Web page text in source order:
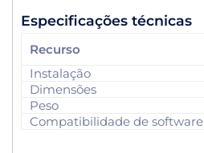
Especificações técnicas
Recurso
Instalação
Dimensões
Peso
Compatibilidade de software